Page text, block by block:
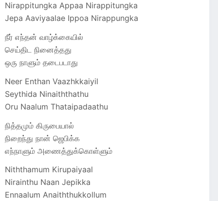
Nirappitungka Appaa Nirappitungka
Jepa Aaviyaalae Ippoa Nirappungka
நீர் எந்தன் வாழ்க்கையில்
செய்திட நினைத்தது
ஒரு நாளும் தடைபடாது
Neer Enthan Vaazhkkaiyil
Seythida Ninaiththathu
Oru Naalum Thataipadaathu
நித்தமும் கிருபையால்
நிறைந்து நான் ஜெபிக்க
எந்நாளும் அணைத்துக்கொள்ளும்
Niththamum Kirupaiyaal
Nirainthu Naan Jepikka
Ennaalum Anaiththukkollum